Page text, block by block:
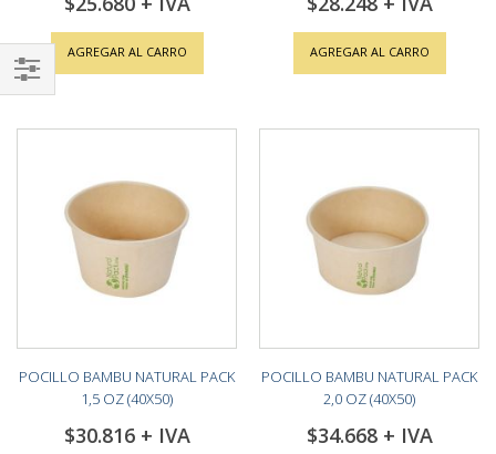
AGREGAR AL CARRO AGREGAR AL CARRO
POCILLO BAMBU NATURAL PACK
1,5 OZ (40X50)
$30.816
POCILLO BAMBU NATURAL PACK
2,0 OZ (40X50)
$34.668
Shop
By